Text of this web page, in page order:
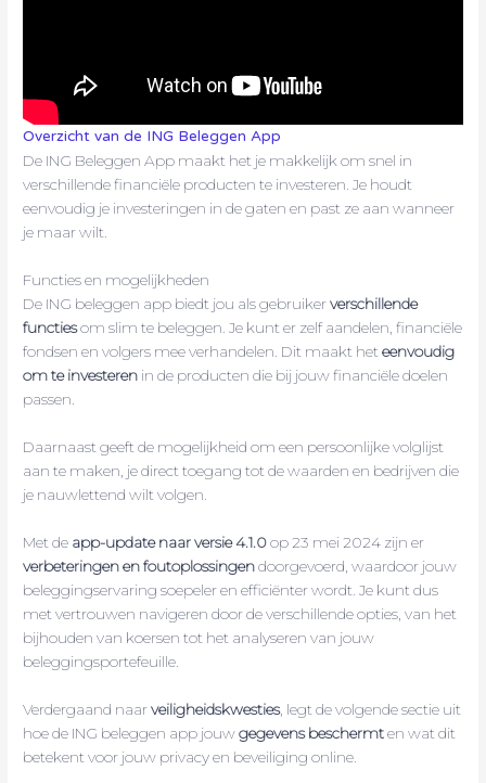
Overzicht van de ING Beleggen App
De ING Beleggen App maakt het je makkelijk om snel in
verschillende financiële producten te investeren. Je houdt
eenvoudig je investeringen in de gaten en past ze aan wanneer
je maar wilt.
Functies en mogelijkheden
De ING beleggen app biedt jou als gebruikerverschillende
functiesom slim te beleggen. Je kunt er zelf aandelen, financiële
fondsen en volgers mee verhandelen. Dit maakt heteenvoudig
om te investeren in de producten die bij jouw financiële doelen
passen.
Daarnaast geeft de mogelijkheid om een persoonlijke volglijst
aan te maken, je direct toegang tot de waarden en bedrijven die
je nauwlettend wilt volgen.
Met de app-update naar versie 4.1.0op 23 mei 2024 zijn er
verbeteringen en foutoplossingendoorgevoerd, waardoor jouw
beleggingservaring soepeler en efficiënter wordt. Je kunt dus
met vertrouwen navigeren door de verschillende opties, van het
bijhouden van koersen tot het analyseren van jouw
beleggingsportefeuille.
Verdergaand naarveiligheidskwesties, legt de volgende sectie uit
hoe de ING beleggen app jouwgegevens beschermten wat dit
betekent voor jouw privacy en beveiliging online.